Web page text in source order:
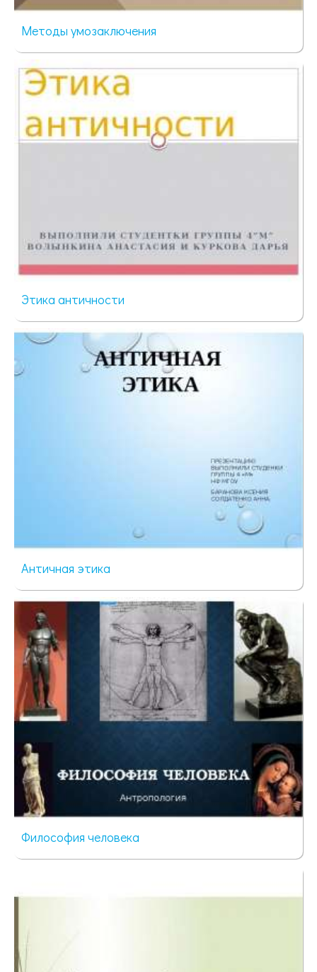
Методы умозаключения
83 просмотра
Этика античности
77 просмотров
Античная этика
330 просмотров
Философия человека